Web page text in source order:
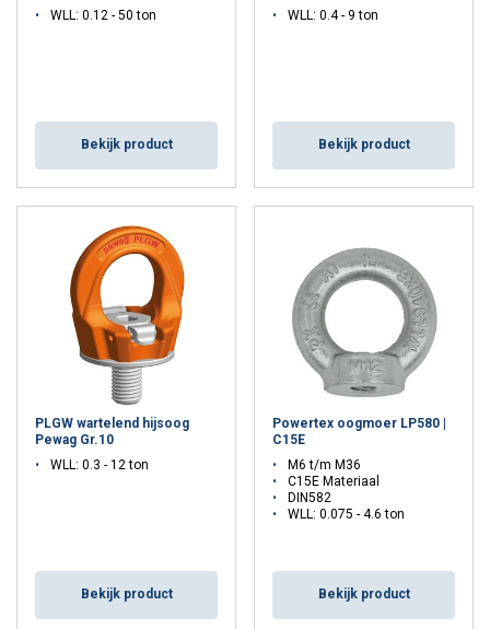
WLL: 0.12 - 50 ton
Bekijk product
WLL: 0.4 - 9 ton
Bekijk product
PLGW wartelend hijsoog
Pewag Gr.10
WLL: 0.3 - 12 ton
Bekijk product
Powertex oogmoer LP580 |
C15E
M6 t/m M36
C15E Materiaal
DIN582
WLL: 0.075 - 4.6 ton
Bekijk product